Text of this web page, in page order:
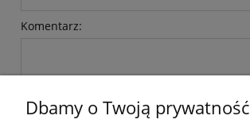
Komentarz:
Dbamy o Twoją prywatność